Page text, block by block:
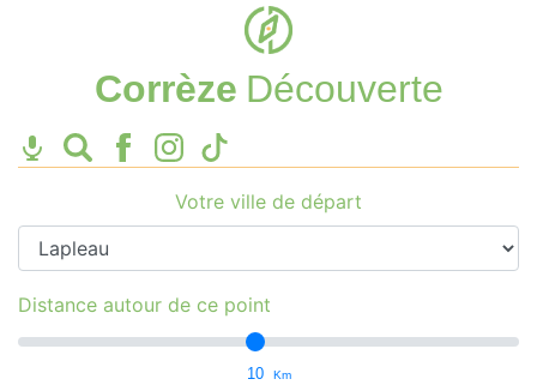
Corrèze Découverte
Votre ville de départ
Distance autour de ce point
10 Km